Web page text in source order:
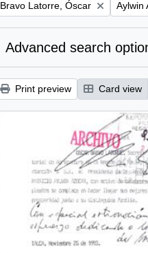
Remove filter:
Bravo Latorre, Óscar Aylwin
Advanced search
Print preview Card view